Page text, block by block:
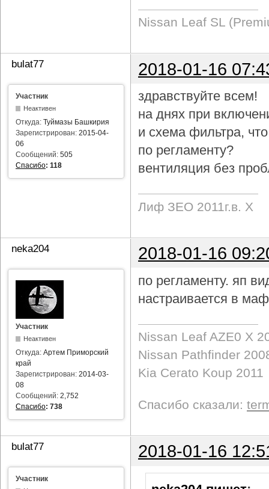
Nissan Leaf SL
bulat77 2018-01-16
Участник
Неактивен
Откуда: Туймазы Башкирия
Зарегистрирован: 2015-04-
06
Сообщений: 505
Спасибо: 118
здравствуйте всем!
на днях при
и схема фильтра,
по регламенту?
вентиляция без
Лиф ЗЕО 2011г.в. Х
neka204 2018-01-16
Участник
Неактивен
Откуда: Артем Приморский
край
Зарегистрирован: 2014-03-
08
Сообщений: 2,752
Спасибо: 738
по регламенту. яп
настраивается в
Nissan Leaf AZE0 X
Nissan Pathfinder
Kia Cerato Koup 2011
Спасибо сказали:
bulat77 2018-01-16
Участник